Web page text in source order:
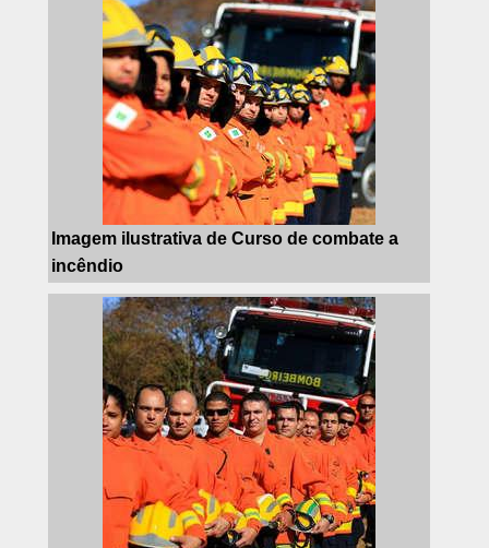
Imagem ilustrativa de Curso de combate a
incêndio